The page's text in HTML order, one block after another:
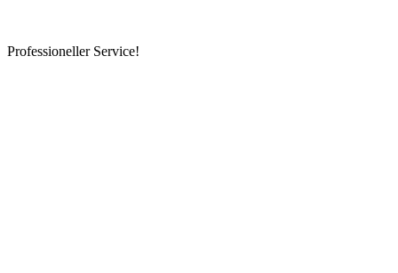
Professioneller Service!